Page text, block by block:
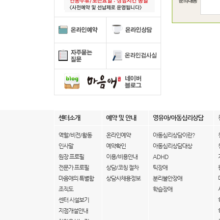
센터소개 예약 및 안내 영유아/아동심리상담
역할/비전/활동
인사말
원장 프로필
전문가 프로필
마음애의 특별함
조직도
센터 시설보기
지점개설안내
온라인예약
예약확인
이용/비용안내
상담/코칭 절차
상담사채용정보
아동심리상담이란?
아동심리상담대상
ADHD
틱장애
분리불안장애
학습장애